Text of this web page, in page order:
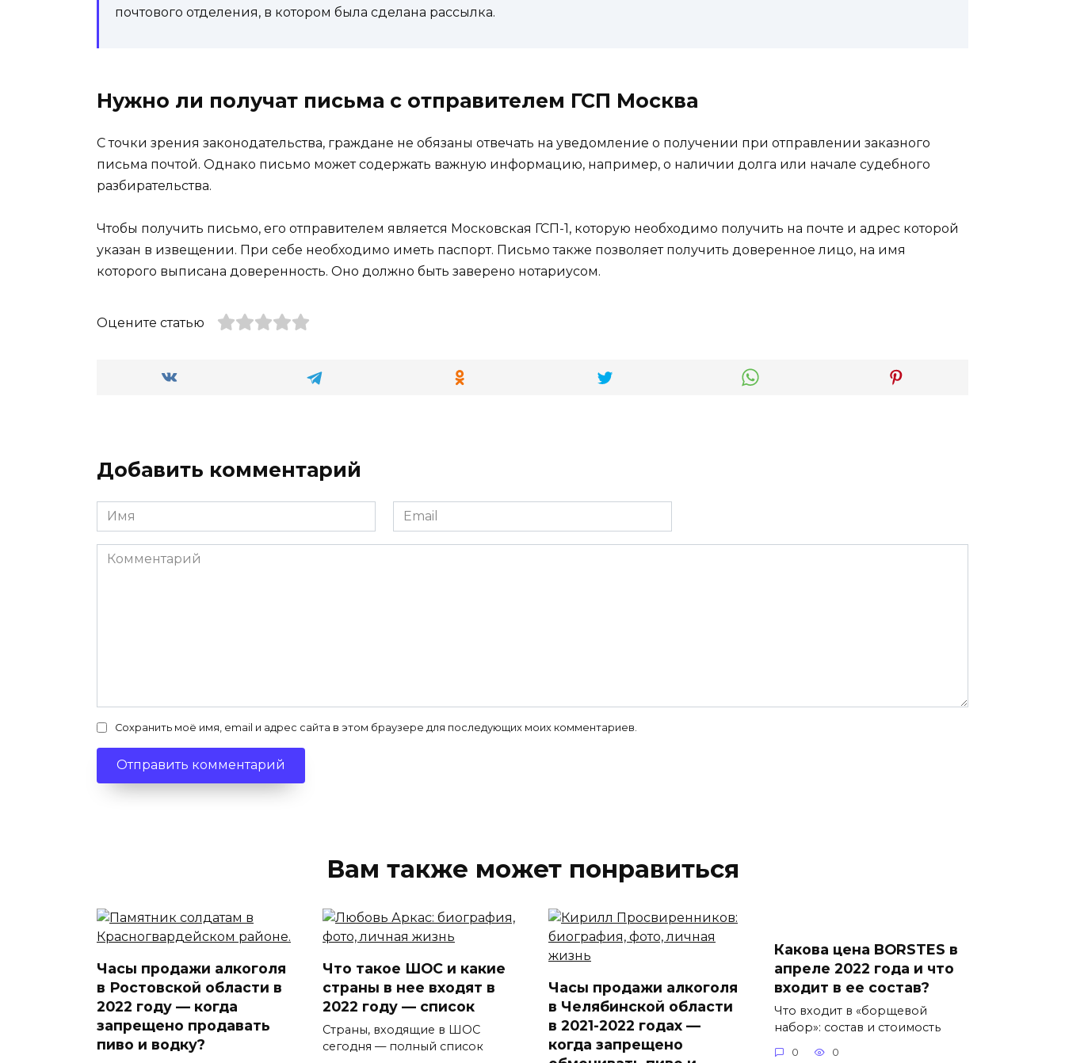
почтового отделения, в котором была сделана рассылка.
Нужно ли получат письма с отправителем ГСП Москва
С точки зрения законодательства, граждане не обязаны отвечать на уведомление о получении при отправлении заказного
письма почтой. Однако письмо может содержать важную информацию, например, о наличии долга или начале судебного
разбирательства.
Чтобы получить письмо, его отправителем является Московская ГСП-1, которую необходимо получить на почте и адрес которой
указан в извещении. При себе необходимо иметь паспорт. Письмо также позволяет получить доверенное лицо, на имя
которого выписана доверенность. Оно должно быть заверено нотариусом.
Оцените статью
Добавить комментарий
Имя
*
Email
*
Комментарий
Сохранить моё имя, email и адрес сайта в этом браузере для последующих моих комментариев.
Вам также может понравиться
Часы продажи алкоголя
в Ростовской области в
2022 году — когда
запрещено продавать
пиво и водку?
Что такое ШОС и какие
страны в нее входят в
2022 году — список
Страны, входящие в ШОС
сегодня — полный список
Часы продажи алкоголя
в Челябинской области
в 2021-2022 годах —
когда запрещено
Какова цена BORSTES в
апреле 2022 года и что
входит в ее состав?
Что входит в «борщевой
набор»: состав и стоимость
0 0